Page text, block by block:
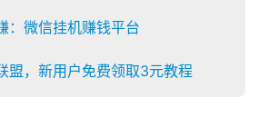
注册
：微信挂机赚钱平台
盟，新用户免费领取3元教程